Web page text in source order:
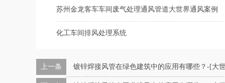
苏州金龙客车车间废气处理通风管道大世界通风案例
化工车间排风处理系统
上一条 镀锌焊接风管在绿色建筑中的应用有哪些？-[大